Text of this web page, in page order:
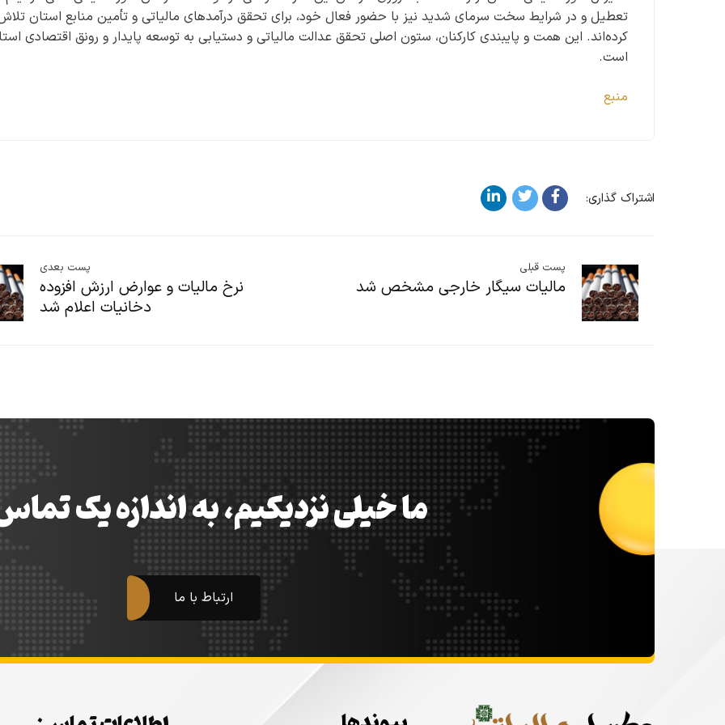
تعطیل و در شرایط سخت سرمای شدید نیز با حضور فعال خود، برای تحقق درآمدهای مالیاتی و تأمین منابع استان
کرده‌اند. این همت و پایبندی کارکنان، ستون اصلی تحقق عدالت مالیاتی و دستیابی به توسعه پایدار و رونق اقتصادی
است.
منبع
اشتراک گذاری:
پست قبلی
مالیات سیگار خارجی مشخص شد
پست بعدی
نرخ مالیات و عوارض ارزش‌ افزوده
دخانیات اعلام شد
ما خیلی نزدیکیم، به اندازه یک
ارتباط با ما